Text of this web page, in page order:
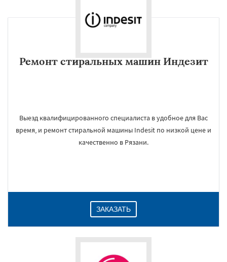
Ремонт стиральных машин Индезит
Выезд квалифицированного специалиста в удобное для Вас
время, и ремонт стиральной машины Indesit по низкой цене и
качественно в Рязани.
ЗАКАЗАТЬ